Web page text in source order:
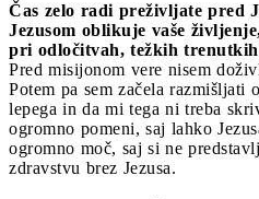
Čas zelo radi preživljate pred
Jezusom oblikuje vaše
pri odločitvah, težkih
Pred misijonom vere nisem
Potem pa sem začela razmišljati
lepega in da mi tega ni treba
ogromno pomeni, saj lahko
ogromno moč, saj si ne
zdravstvu brez Jezusa.